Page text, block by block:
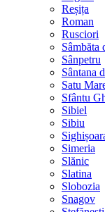
Reșița
Roman
Rusciori
Sâmbăta
Sânpetru
Sântana
Satu
Sfântu
Sibiel
Sibiu
Simeria
Slănic
Slatina
Slobozia
Snagov